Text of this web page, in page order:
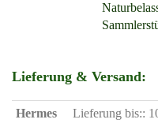
Lieferung & Versand:
Hermes Lieferung bis::